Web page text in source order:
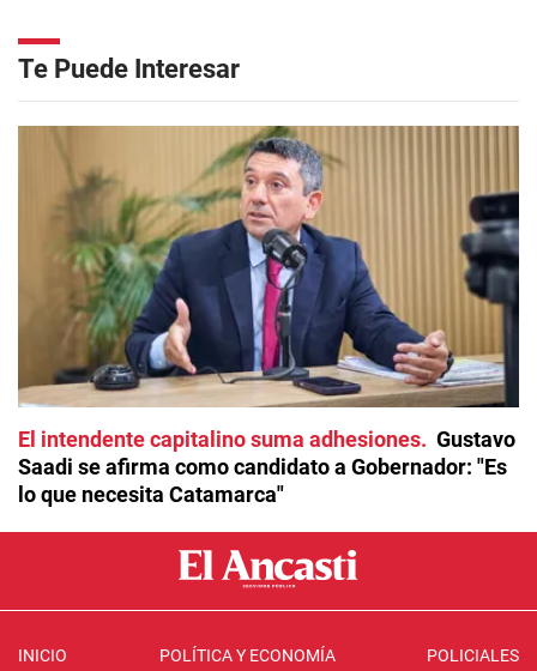
Te Puede Interesar
El intendente capitalino suma adhesiones
Gustavo
Saadi se afirma como candidato a Gobernador: "Es
lo que necesita Catamarca"
INICIO POLÍTICA Y ECONOMÍA POLICIALES